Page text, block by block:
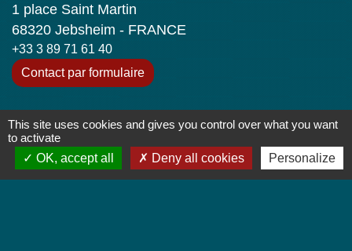
1 place Saint Martin
68320 Jebsheim - FRANCE
+33 3 89 71 61 40
Contact par formulaire
Lundi : 8h à 12h
Mardi : 8h à 12h et 13h30 à 19h
Mercredi : 8h à 12h
This site uses cookies and gives you control over what you want
to activate
OK, accept all
Deny all cookies Personalize